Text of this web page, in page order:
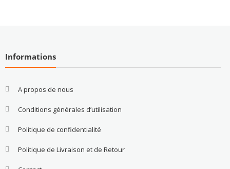
Informations
A propos de nous
Conditions générales d’utilisation
Politique de confidentialité
Politique de Livraison et de Retour